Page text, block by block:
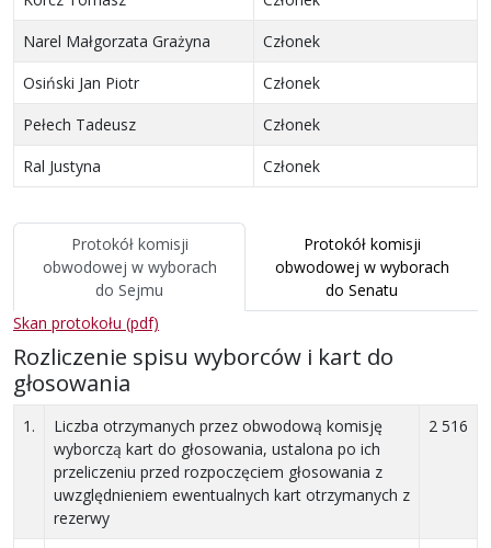
Narel Małgorzata Grażyna
Członek
Osiński Jan Piotr
Członek
Pełech Tadeusz
Członek
Ral Justyna
Członek
Protokół komisji
obwodowej w wyborach
do Sejmu
Protokół komisji
obwodowej w wyborach
do Senatu
Skan protokołu (pdf)
Rozliczenie spisu wyborców i kart do
głosowania
1.
Liczba otrzymanych przez obwodową komisję
wyborczą kart do głosowania, ustalona po ich
przeliczeniu przed rozpoczęciem głosowania z
uwzględnieniem ewentualnych kart otrzymanych z
rezerwy
2 516